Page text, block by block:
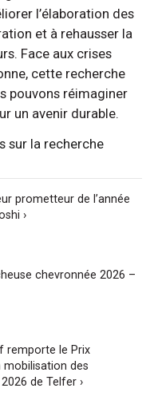
l’élaboration des
et à rehausser la
Face aux crises
cette recherche
pouvons réimaginer
un avenir durable.
sur la recherche
prometteur de l’année
›
chevronnée 2026 –
remporte le Prix
mobilisation des
de Telfer ›